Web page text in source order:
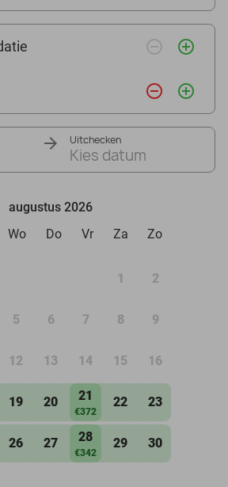
remove_circle_outline add_circle_outline
remove_circle_outline add_circle_outline
Uitchecken
Kies datum
augustus 2026
Wo Do Vr Za Zo
1 2
5 6 7 8 9
12 13 14 15 16
19 20 21
€372
22 23
26 27 28
€342
29 30